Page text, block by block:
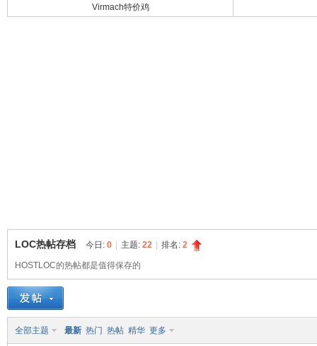
主
›
Virmach特价鸡
LOC热帖存档 今日: 0 主题: 22 排名: 2
HOSTLOC的热帖都是值得保存的
全部主题 最新 热门 热帖 精华 更多